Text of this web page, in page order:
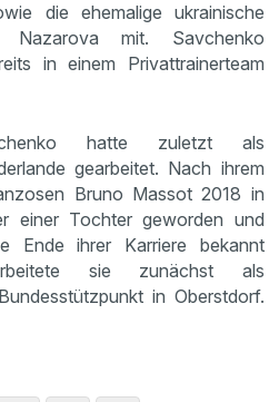
die ehemalige ukrainische
Nazarova mit. Savchenko
in einem Privattrainerteam
hatte zuletzt als
gearbeitet. Nach ihrem
Bruno Massot 2018 in
einer Tochter geworden und
Ende ihrer Karriere bekannt
sie zunächst als
in Oberstdorf.